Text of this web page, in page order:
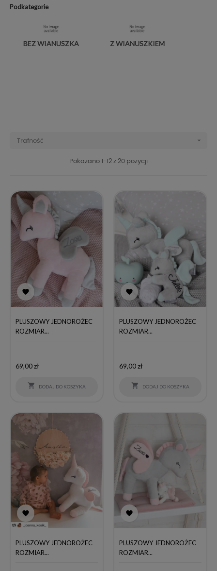
Podkategorie
BEZ WIANUSZKA Z WIANUSZKIEM
Trafność 
Pokazano 1-12 z 20 pozycji

PLUSZOWY JEDNOROŻEC
ROZMIAR...
Cena
69,00 zł
 DODAJ DO KOSZYKA

PLUSZOWY JEDNOROŻEC
ROZMIAR...
Cena
69,00 zł
 DODAJ DO KOSZYKA

PLUSZOWY JEDNOROŻEC
ROZMIAR...

PLUSZOWY JEDNOROŻEC
ROZMIAR...